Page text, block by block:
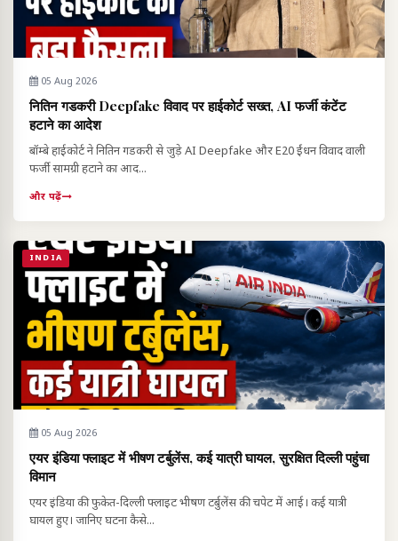
05 Aug 2026
नितिन गडकरी Deepfake विवाद पर हाईकोर्ट सख्त, AI फर्जी कंटेंट
हटाने का आदेश
बॉम्बे हाईकोर्ट ने नितिन गडकरी से जुड़े AI Deepfake और E20 ईंधन विवाद वाली
फर्जी सामग्री हटाने का आद...
और पढ़ें
INDIA
05 Aug 2026
एयर इंडिया फ्लाइट में भीषण टर्बुलेंस, कई यात्री घायल, सुरक्षित दिल्ली पहुंचा
विमान
एयर इंडिया की फुकेत-दिल्ली फ्लाइट भीषण टर्बुलेंस की चपेट में आई। कई यात्री
घायल हुए। जानिए घटना कैसे...